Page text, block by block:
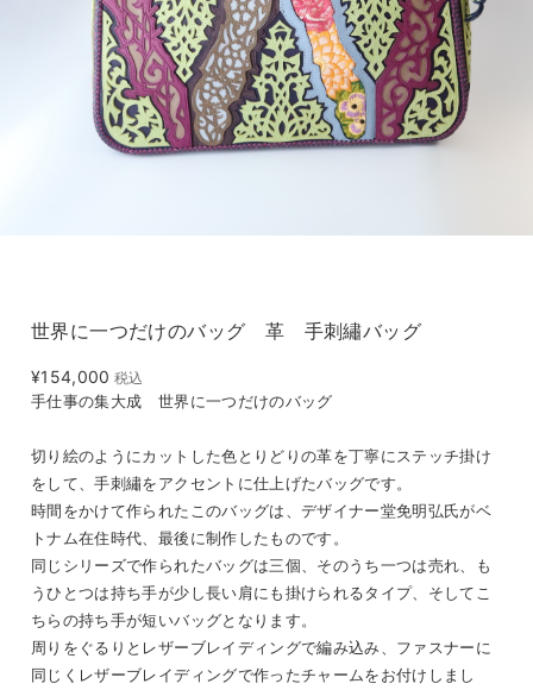
世界に一つだけのバッグ 革 手刺繡バッグ
¥154,000 税込
手仕事の集大成 世界に一つだけのバッグ
切り絵のようにカットした色とりどりの革を丁寧にステッチ掛け
をして、手刺繡をアクセントに仕上げたバッグです。
時間をかけて作られたこのバッグは、デザイナー堂免明弘氏がベ
トナム在住時代、最後に制作したものです。
同じシリーズで作られたバッグは三個、そのうち一つは売れ、も
うひとつは持ち手が少し長い肩にも掛けられるタイプ、そしてこ
ちらの持ち手が短いバッグとなります。
周りをぐるりとレザーブレイディングで編み込み、ファスナーに
同じくレザーブレイディングで作ったチャームをお付けしまし